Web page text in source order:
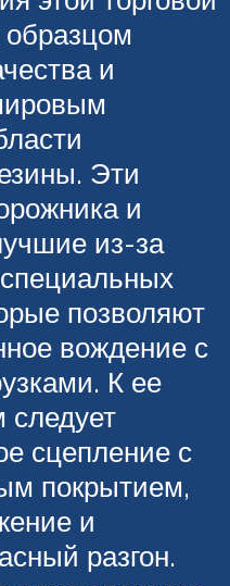
образцом
и
Эти
и
из-за
позволяют
вождение с
К ее
сцепление с
покрытием,
и
разгон.